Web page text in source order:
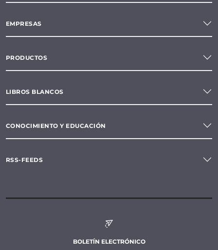
EMPRESAS
PRODUCTOS
LIBROS BLANCOS
CONOCIMIENTO Y EDUCACIÓN
RSS-FEEDS
BOLETÍN ELECTRÓNICO